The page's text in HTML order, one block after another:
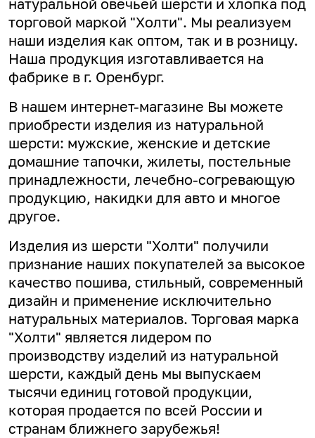
натуральной овечьей шерсти и хлопка под
торговой маркой "Холти". Мы реализуем
наши изделия как оптом, так и в розницу.
Наша продукция изготавливается на
фабрике в г. Оренбург.
В нашем интернет-магазине Вы можете
приобрести изделия из натуральной
шерсти: мужские, женские и детские
домашние тапочки, жилеты, постельные
принадлежности, лечебно-согревающую
продукцию, накидки для авто и многое
другое.
Изделия из шерсти "Холти" получили
признание наших покупателей за высокое
качество пошива, стильный, современный
дизайн и применение исключительно
натуральных материалов. Торговая марка
"Холти" является лидером по
производству изделий из натуральной
шерсти, каждый день мы выпускаем
тысячи единиц готовой продукции,
которая продается по всей России и
странам ближнего зарубежья!